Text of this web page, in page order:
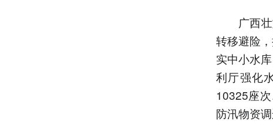
广西壮
转移避险
实中小水
利厅强化
10325座
防汛物资调